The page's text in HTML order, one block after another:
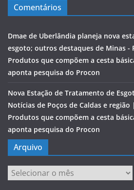
Comentários
Dmae de Uberlândia planeja nova
esgoto; outros destaques de Minas -
Produtos que compõem a cesta
aponta pesquisa do Procon
Nova Estação de Tratamento de
Notícias de Poços de Caldas e região
Produtos que compõem a cesta
aponta pesquisa do Procon
Arquivo
Arquivo